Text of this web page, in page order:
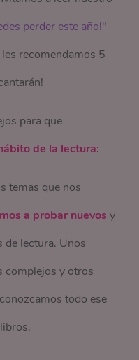
perder este año!"
recomendamos 5
para que
de la lectura:
temas que nos
a probar nuevosy
de lectura. Unos
complejos y otros
todo ese